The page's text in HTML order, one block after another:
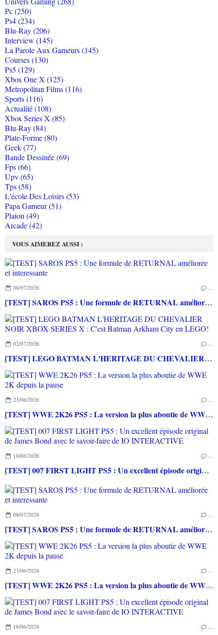
VOUS AIMEREZ AUSSI :
08/07/2026 …
[TEST] SAROS PS5 : Une formule de RETURNAL améliorée et interessante
02/07/2026 …
[TEST] LEGO BATMAN L'HERITAGE DU CHEVALIER NOIR XBOX SERIES X : C'est Batman Arkham City en LEGO!
23/06/2026 …
[TEST] WWE 2K26 PS5 : La version la plus aboutie de WWE 2K depuis la pause
18/06/2026 …
[TEST] 007 FIRST LIGHT PS5 : Un excellent épisode original de James Bond avec le savoir-faire de IO INTERACTIVE
08/07/2026 …
[TEST] SAROS PS5 : Une formule de RETURNAL améliorée et interessante
23/06/2026 …
[TEST] WWE 2K26 PS5 : La version la plus aboutie de WWE 2K depuis la pause
18/06/2026 …
Pc (250)
Ps4 (234)
Blu-Ray (206)
Interview (145)
La Parole Aux Gameurs (145)
Courses (130)
Ps5 (129)
Xbox One X (125)
Metropolitan Films (116)
Sports (116)
Actualité (108)
Xbox Series X (85)
Blu-Ray (84)
Plate-Forme (80)
Geek (77)
Bande Dessinée (69)
Fps (66)
Upv (65)
Tps (58)
L'école Des Loisirs (53)
Papa Gameur (51)
Plaion (49)
Arcade (42)